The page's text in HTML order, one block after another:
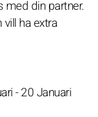
med din partner.
ha extra
- 20 Januari